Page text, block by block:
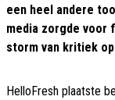
een heel andere
media zorgde voor
storm van kritiek
HelloFresh plaatste